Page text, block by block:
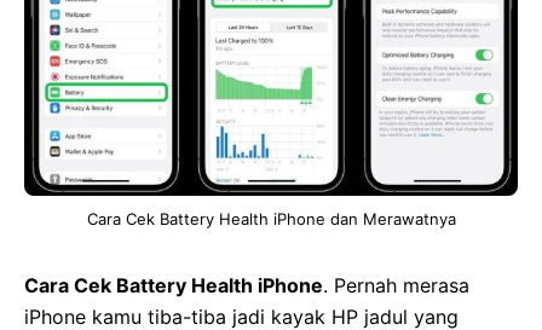
Cara Cek Battery Health iPhone dan Merawatnya
Cara Cek Battery Health iPhone. Pernah merasa
iPhone kamu tiba-tiba jadi kayak HP jadul yang